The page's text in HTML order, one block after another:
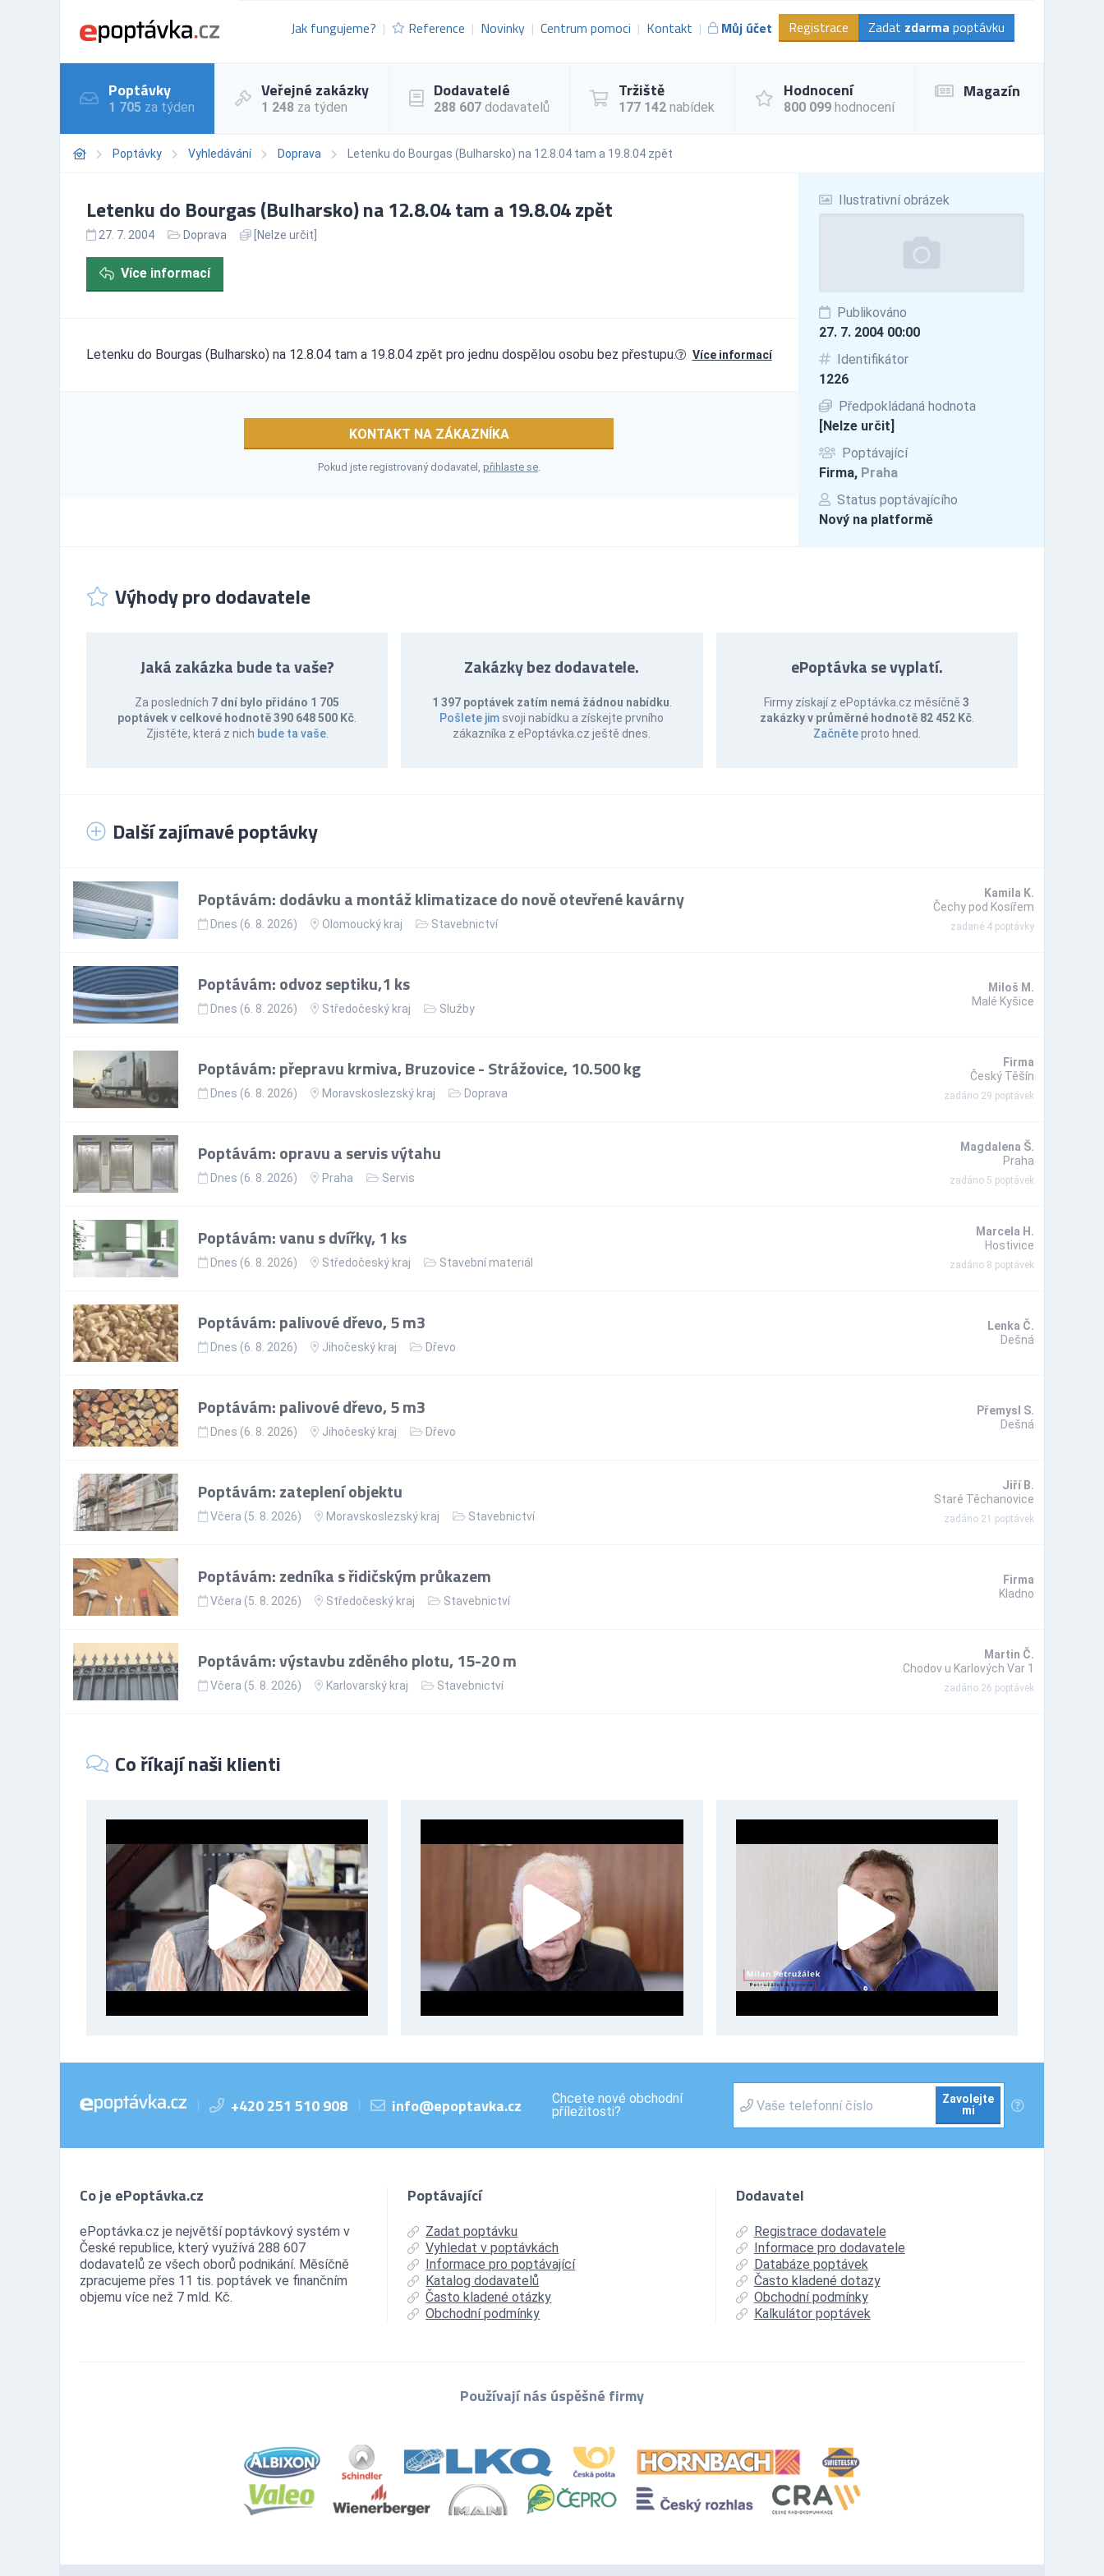
Jak fungujeme? Reference Novinky Centrum pomoci Kontakt Můj účet Registrace Zadat zdarma poptávku
Poptávky
1 705 za týden
Veřejné zakázky
1 248 za týden
Dodavatelé
288 607 dodavatelů
Tržiště
177 142 nabídek
Hodnocení
800 099 hodnocení
Magazín
Poptávky Vyhledávání Doprava Letenku do Bourgas (Bulharsko) na 12.8.04 tam a 19.8.04 zpět
Ilustrativní obrázek
Publikováno
27. 7. 2004 00:00
Identifikátor
1226
Předpokládaná hodnota
[Nelze určit]
Poptávající
Firma, Praha
Status poptávajícího
Nový na platformě
Letenku do Bourgas (Bulharsko) na 12.8.04 tam a 19.8.04 zpět
27. 7. 2004 Doprava [Nelze určit]
Více informací
Letenku do Bourgas (Bulharsko) na 12.8.04 tam a 19.8.04 zpět pro jednu dospělou osobu bez přestupu. Více informací
KONTAKT NA ZÁKAZNÍKA
Pokud jste registrovaný dodavatel, přihlaste se.
Výhody pro dodavatele
Jaká zakázka bude ta vaše?
Za posledních 7 dní bylo přidáno 1 705
poptávek v celkové hodnotě 390 648 500 Kč
Zjistěte, která z nich bude ta vaše.
Zakázky bez dodavatele.
1 397 poptávek zatím nemá žádnou nabídku
Pošlete jim svoji nabídku a získejte prvního
zákazníka z ePoptávka.cz ještě dnes.
ePoptávka se vyplatí.
Firmy získají z ePoptávka.cz měsíčně3
zakázky v průměrné hodnotě 82 452 Kč.
Začněteproto hned.
Další zajímavé poptávky
Poptávám: dodávku a montáž klimatizace do nově otevřené kavárny
Dnes (6. 8. 2026) Olomoucký kraj Stavebnictví
Kamila K.
Čechy pod Kosířem
zadané 4 poptávky
Poptávám: odvoz septiku,1 ks
Dnes (6. 8. 2026) Středočeský kraj Služby
Miloš M.
Malé Kyšice
Poptávám: přepravu krmiva, Bruzovice - Strážovice, 10.500 kg
Dnes (6. 8. 2026) Moravskoslezský kraj Doprava
Firma
Český Těšín
zadáno 29 poptávek
Poptávám: opravu a servis výtahu
Dnes (6. 8. 2026) Praha Servis
Magdalena Š.
Praha
zadáno 5 poptávek
Poptávám: vanu s dvířky, 1 ks
Dnes (6. 8. 2026) Středočeský kraj Stavební materiál
Marcela H.
Hostivice
zadáno 8 poptávek
Poptávám: palivové dřevo, 5 m3
Dnes (6. 8. 2026) Jihočeský kraj Dřevo
Lenka Č.
Dešná
Poptávám: palivové dřevo, 5 m3
Dnes (6. 8. 2026) Jihočeský kraj Dřevo
Přemysl S.
Dešná
Poptávám: zateplení objektu
Včera (5. 8. 2026) Moravskoslezský kraj Stavebnictví
Jiří B.
Staré Těchanovice
zadáno 21 poptávek
Poptávám: zedníka s řidičským průkazem
Včera (5. 8. 2026) Středočeský kraj Stavebnictví
Firma
Kladno
Poptávám: výstavbu zděného plotu, 15-20 m
Včera (5. 8. 2026) Karlovarský kraj Stavebnictví
Martin Č.
Chodov u Karlových Var 1
zadáno 26 poptávek
Co říkají naši klienti
| +420 251 510 908 | info@epoptavka.cz
Chcete nové obchodní
příležitosti?
Zavolejte
mi
Co je ePoptávka.cz
ePoptávka.cz je největší poptávkový systém v
České republice, který využívá 288 607
dodavatelů ze všech oborů podnikání. Měsíčně
zpracujeme přes 11 tis. poptávek ve finančním
objemu více než 7 mld. Kč.
Poptávající
Zadat poptávku
Vyhledat v poptávkách
Informace pro poptávající
Katalog dodavatelů
Často kladené otázky
Obchodní podmínky
Dodavatel
Registrace dodavatele
Informace pro dodavatele
Databáze poptávek
Často kladené dotazy
Obchodní podmínky
Kalkulátor poptávek
Používají nás úspěšné firmy